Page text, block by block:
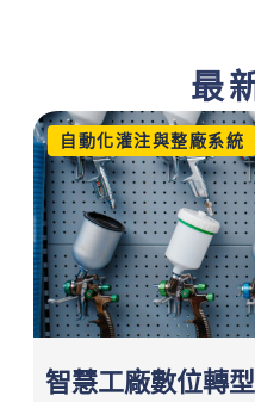
最
智慧工廠數位轉
自動化灌注與整廠系統